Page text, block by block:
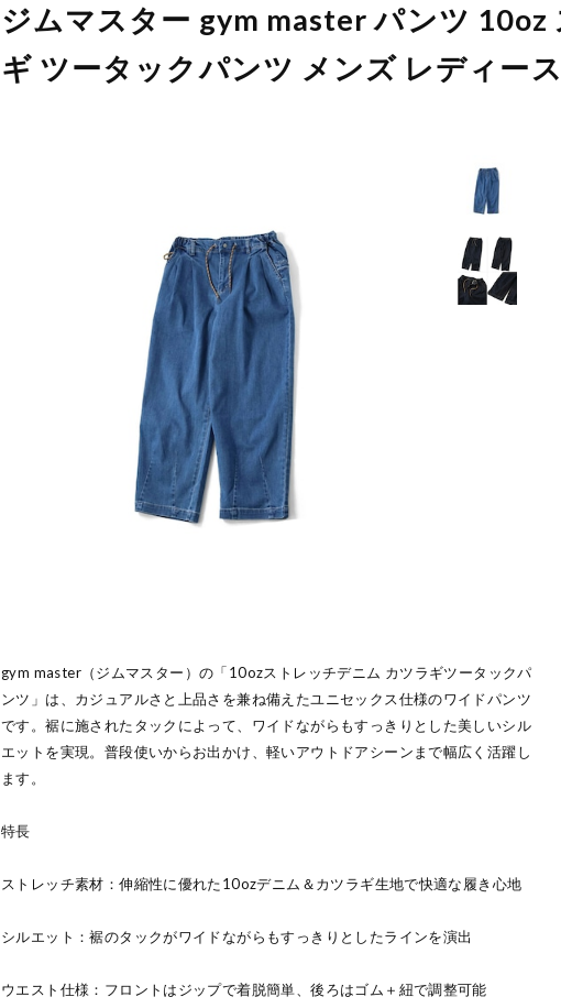
ジムマスター gym master パンツ 10oz
ギ ツータックパンツ メンズ レディー
gym master（ジムマスター）の「10ozストレッチデニム カツラギツータックパ
ンツ」は、カジュアルさと上品さを兼ね備えたユニセックス仕様のワイドパンツ
です。裾に施されたタックによって、ワイドながらもすっきりとした美しいシル
エットを実現。普段使いからお出かけ、軽いアウトドアシーンまで幅広く活躍し
ます。
特長
ストレッチ素材：伸縮性に優れた10ozデニム＆カツラギ生地で快適な履き心地
シルエット：裾のタックがワイドながらもすっきりとしたラインを演出
ウエスト仕様：フロントはジップで着脱簡単、後ろはゴム＋紐で調整可能